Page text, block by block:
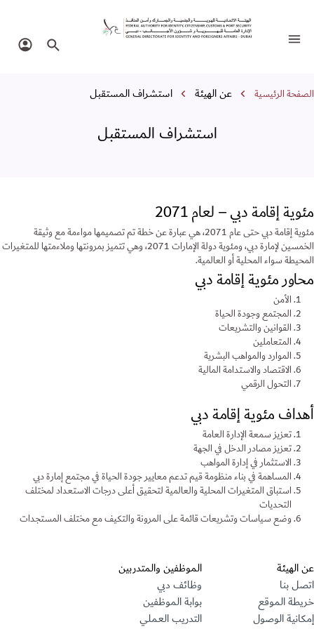
استشراف المستقبل
تبديل التنقل البحث في
مسار التنقل
الصفحة الرئيسية عن الهيئة استشراف المستقبل
استشراف المستقبل
مئوية إقامة دبي – لعام 2071
مئوية إقامة دبي حتى عام 2071، هي عبارة عن خطة تم تصميمها مواءمة مع وثيقة
الخمسين لإمارة دبي، ومئوية دولة الإمارات 2071، وهي تتميز بمرونتها وملاءمتها للمتغيرات
المحيطة سواء المحلية أو العالمية.
محاور مئوية إقامة دبي
الأمن
المجتمع وجودة الحياة
القوانين والتشريعات
المتعاملين
الموارد والمواهب البشرية
الاقتصاد والاستدامة المالية
التحول الرقمي
أهداف مئوية إقامة دبي
تعزيز سمعة الإدارة العامة
تعزيز مصادر الدخل في الجهة
الاستثمار في إدارة المواهب
المساهمة في بناء منظومة قيم تدعم معايير جودة الحياة في مجتمع إمارة دبي
استباق المتغيرات المحلية والعالمية لتحقيق أعلى درجات الاستعداد لمختلف
التحديات
وضع سياسات وتشريعات قائمة على المرونة والتكيف مع مختلف المستجدات
قسم التذييل
عن الهيئة
اتصل بنا
خريطة الموقع
إمكانية الوصول
الموظفين والمتدربين
وظائف دبي
بوابة الموظفين
التدريب العملي